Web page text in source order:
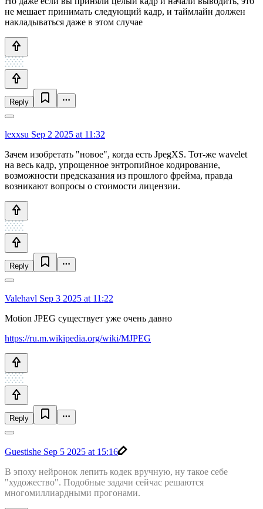
не мешает принимать следующий кадр, и таймлайн должен
накладываться даже в этом случае
Reply
lexxsu Sep 2 2025 at 11:32
Зачем изобретать "новое", когда есть JpegXS. Тот-же wavelet
на весь кадр, упрощенное энтропийное кодирование,
возможности предсказания из прошлого фрейма, правда
возникают вопросы о стоимости лицензии.
Reply
Valehavl Sep 3 2025 at 11:22
Motion JPEG существует уже очень давно
https://ru.m.wikipedia.org/wiki/MJPEG
Reply
Guestishe Sep 5 2025 at 15:16
В эпоху нейронок лепить кодек вручную, ну такое себе
"художество". Подобные задачи сейчас решаются
многомиллиардными прогонами.